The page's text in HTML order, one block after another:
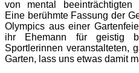
von mental beeinträchtigten
Eine berühmte Fassung der
Olympics aus einer
ihr Ehemann für geistig
Sportlerinnen veranstalteten,
Garten, lass uns etwas damit